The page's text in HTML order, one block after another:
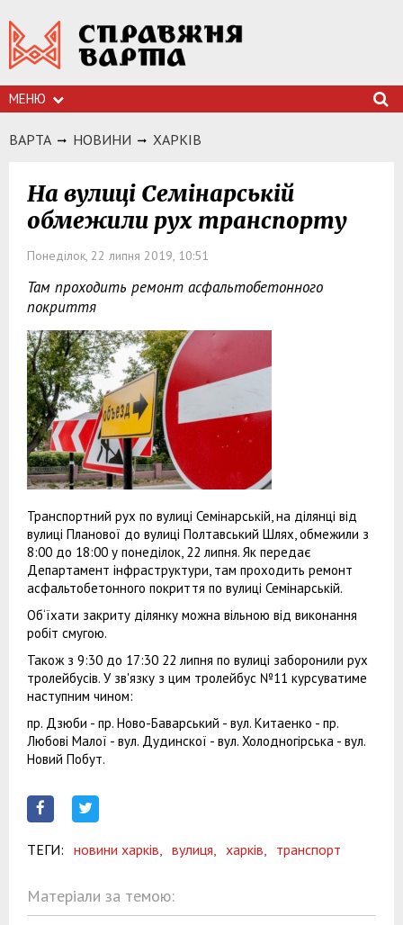
МЕНЮ
ВАРТА НОВИНИ ХАРКIВ
На вулиці Семінарській
обмежили рух транспорту
Понеділок, 22 липня 2019, 10:51
Там проходить ремонт асфальтобетонного
покриття
Транспортний рух по вулиці Семінарській, на ділянці від
вулиці Планової до вулиці Полтавський Шлях, обмежили з
8:00 до 18:00 у понеділок, 22 липня. Як передає
Департамент інфраструктури, там проходить ремонт
асфальтобетонного покриття по вулиці Семінарській.
Об‘їхати закриту ділянку можна вільною від виконання
робіт смугою.
Також з 9:30 до 17:30 22 липня по вулиці заборонили рух
тролейбусів. У зв'язку з цим тролейбус №11 курсуватиме
наступним чином:
пр. Дзюби - пр. Ново-Баварський - вул. Китаенко - пр.
Любові Малої - вул. Дудинскої - вул. Холодногірська - вул.
Новий Побут.
ТЕГИ: новини харків, вулиця, харків, транспорт
Матеріали за темою: